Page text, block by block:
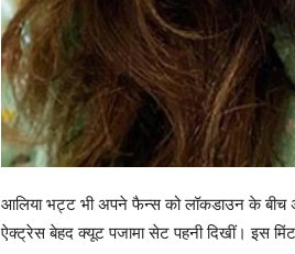
आलिया भट्ट भी अपने फैन्स को लॉकडाउन के बीच
ऐक्ट्रेस बेहद क्यूट पजामा सेट पहनी दिखीं। इस